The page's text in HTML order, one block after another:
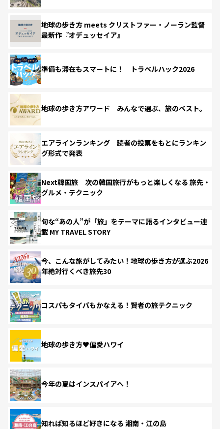
地球の歩き方 meets クリストファー・ノーラン監督
最新作『オデュッセイア』
準備も滞在もスマートに！ トラベルハック2026
地球の歩き方アワード みんなで選ぶ、旅のベスト。
エアラインランキング 読者の投票をもとにランキン
グ形式で発表
Next韓国旅 次の韓国旅行がもっと楽しくなる 旅先・
グルメ・テクニック
旬な“あの人”が「旅」をテーマに語るインタビュー連
載 MY TRAVEL STORY
今、こんな旅がしてみたい！地球の歩き方が選ぶ2026
年絶対行くべき旅先30
コスパもタイパもかなえる！賢者の旅テクニック
地球の歩き方♥偏愛ハワイ
今年の夏はインスパイアへ！
知れば知るほど好きになる 湘南・江の島